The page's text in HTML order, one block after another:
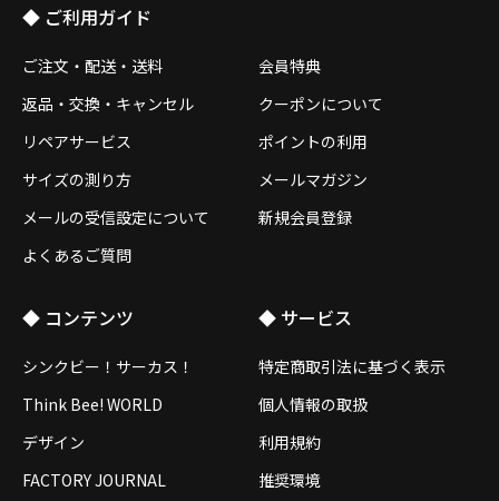
◆ ご利用ガイド
ご注文・配送・送料
返品・交換・キャンセル
リペアサービス
サイズの測り方
メールの受信設定について
よくあるご質問
会員特典
クーポンについて
ポイントの利用
メールマガジン
新規会員登録
◆ コンテンツ
シンクビー！サーカス！
Think Bee! WORLD
デザイン
FACTORY JOURNAL
◆ サービス
特定商取引法に基づく表示
個人情報の取扱
利用規約
推奨環境